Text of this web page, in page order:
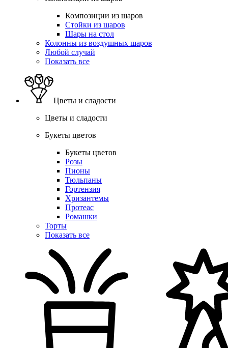
Композиции из шаров
Стойки из шаров
Шары на стол
Колонны из воздушных шаров
Любой случай
Показать все
Цветы и сладости
Цветы и сладости
Букеты цветов
Букеты цветов
Розы
Пионы
Тюльпаны
Гортензия
Хризантемы
Протеас
Ромашки
Торты
Показать все